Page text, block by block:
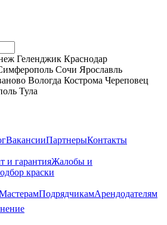
Геленджик Краснодар
Сочи Ярославль
Вологда Кострома Череповец
Тула
ВакансииПартнерыКонтакты
и гарантияЖалобы и
краски
ПодрядчикамАрендодателям